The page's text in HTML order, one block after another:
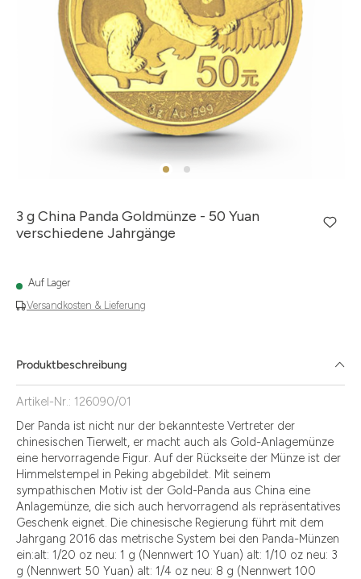
3 g China Panda Goldmünze - 50 Yuan
verschiedene Jahrgänge
Versandkosten & Lieferung
Auf Lager
Produktbeschreibung
Artikel-Nr.: 126090/01
Der Panda ist nicht nur der bekannteste Vertreter der
chinesischen Tierwelt, er macht auch als Gold-Anlagemünze
eine hervorragende Figur. Auf der Rückseite der Münze ist der
Himmelstempel in Peking abgebildet. Mit seinem
sympathischen Motiv ist der Gold-Panda aus China eine
Anlagemünze, die sich auch hervorragend als repräsentatives
Geschenk eignet. Die chinesische Regierung führt mit dem
Jahrgang 2016 das metrische System bei den Panda-Münzen
ein:alt: 1/20 oz neu: 1 g (Nennwert 10 Yuan) alt: 1/10 oz neu: 3
g (Nennwert 50 Yuan) alt: 1/4 oz neu: 8 g (Nennwert 100